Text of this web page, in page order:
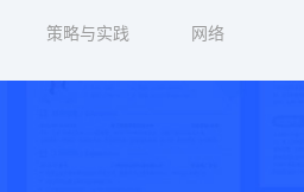
策略与实践 网络